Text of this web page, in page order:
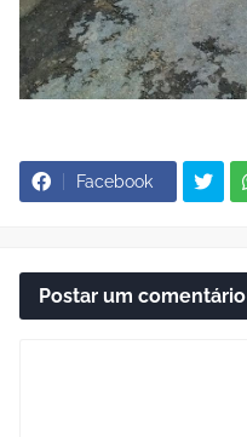
Facebook
Postar um comentário